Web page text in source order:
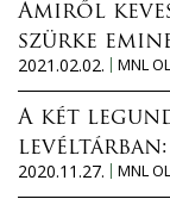
Amiről
szürke
2021.02.02.
MNL OL
A két
levéltárban:
2020.11.27.
MNL OL